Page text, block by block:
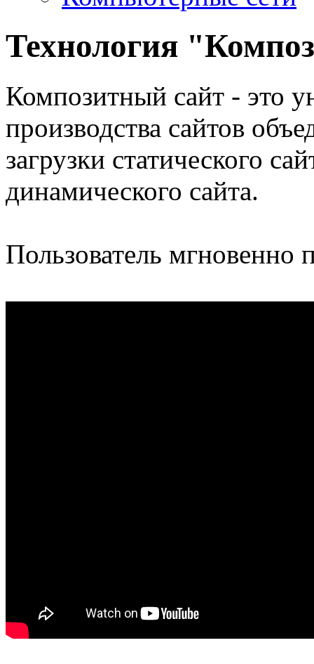
Технология
Композитный сайт - это
производства сайтов
загрузки статического
динамического сайта.
Пользователь мгновенно